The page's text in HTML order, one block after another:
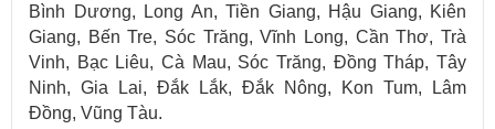
Bình Dương, Long An, Tiền Giang, Hậu Giang, Kiên
Giang, Bến Tre, Sóc Trăng, Vĩnh Long, Cần Thơ, Trà
Vinh, Bạc Liêu, Cà Mau, Sóc Trăng, Đồng Tháp, Tây
Ninh, Gia Lai, Đắk Lắk, Đắk Nông, Kon Tum, Lâm
Đồng, Vũng Tàu.